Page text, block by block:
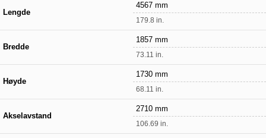
Lengde
4567 mm
179.8 in.
Bredde
1857 mm
73.11 in.
Høyde
1730 mm
68.11 in.
Akselavstand
2710 mm
106.69 in.